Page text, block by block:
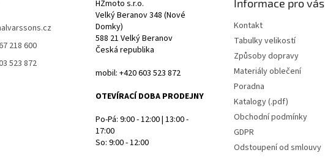
218 600
523 872
HZmoto s.r.o.
Velký Beranov 348 (Nové
Domky)
588 21 Velký Beranov
Česká republika
mobil: +420 603 523 872
OTEVÍRACÍ DOBA PRODEJNY
Po-Pá: 9:00 - 12:00 | 13:00 -
17:00
So: 9:00 - 12:00
Informace pro vás
Kontakt
Tabulky velikostí
Způsoby dopravy
Materiály oblečení
Poradna
Katalogy (.pdf)
Obchodní podmínky
GDPR
Odstoupení od smlouvy